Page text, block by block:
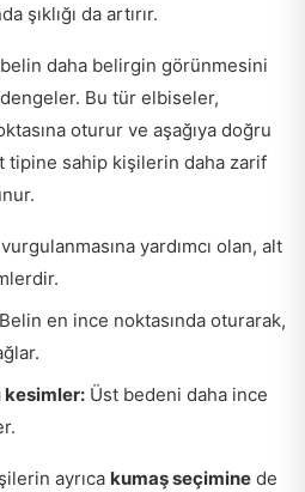
şıklığı da artırır.
daha belirgin görünmesini
dengeler. Bu tür elbiseler,
oturur ve aşağıya doğru
tipine sahip kişilerin daha zarif
yardımcı olan, alt
Belin en ince noktasında oturarak,
kesimler: Üst bedeni daha ince
ayrıca kumaş seçimine de